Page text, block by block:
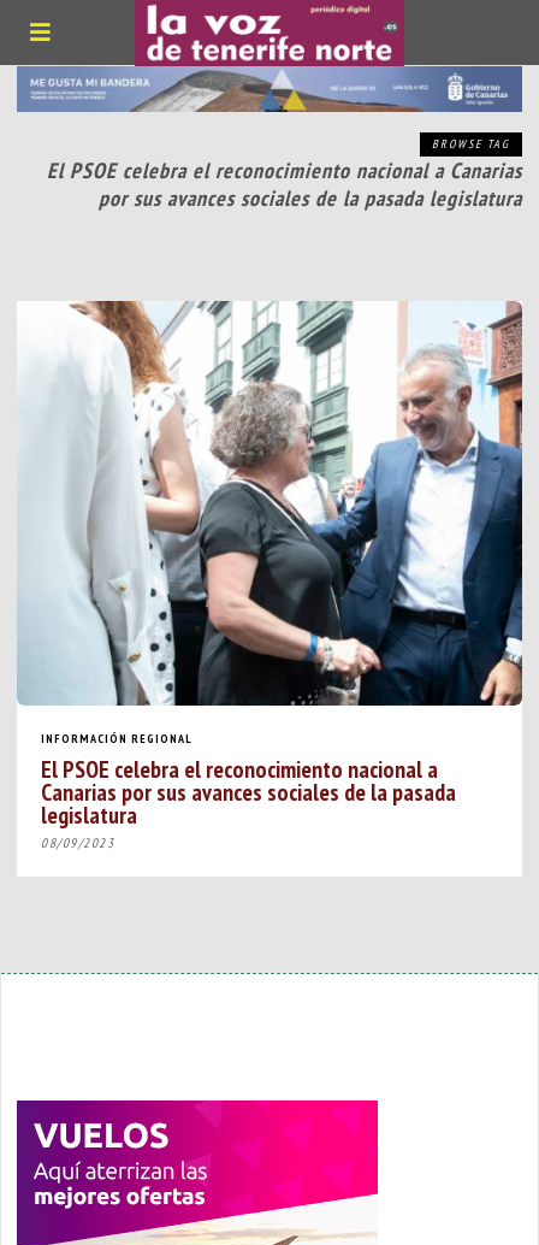
BROWSE TAG
El PSOE celebra el reconocimiento nacional a Canarias
por sus avances sociales de la pasada legislatura
INFORMACIÓN REGIONAL
El PSOE celebra el reconocimiento nacional a
Canarias por sus avances sociales de la pasada
legislatura
08/09/2023